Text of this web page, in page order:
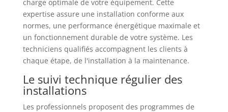
charge optimale de votre équipement. Cette
expertise assure une installation conforme aux
normes, une performance énergétique maximale et
un fonctionnement durable de votre système. Les
techniciens qualifiés accompagnent les clients à
chaque étape, de l'installation à la maintenance.
Le suivi technique régulier des
installations
Les professionnels proposent des programmes de